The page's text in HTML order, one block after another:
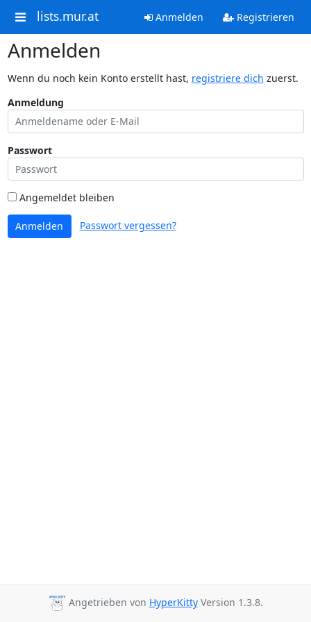
lists.mur.at Anmelden Registrieren
Anmelden
Wenn du noch kein Konto erstellt hast, registriere dich zuerst.
Anmeldung
Passwort
Angemeldet bleiben
Anmelden Passwort vergessen?
Angetrieben von HyperKittyVersion 1.3.8.